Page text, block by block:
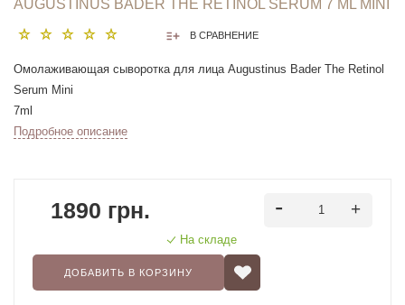
AUGUSTINUS BADER THE RETINOL SERUM 7 ML MINI
В СРАВНЕНИЕ
Омолаживающая сыворотка для лица Augustinus Bader The Retinol
Serum Mini
7ml
Подробное описание
1890 грн.
На складе
ДОБАВИТЬ В КОРЗИНУ